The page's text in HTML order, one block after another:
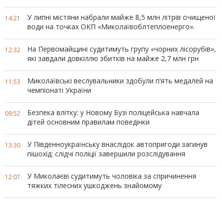
14:21
У липні містяни набрали майже 8,5 млн літрів очищеної
води на точках ОКП «Миколаївоблтеплоенерго».
12:32
На Первомайщині судитимуть групу «чорних лісорубів»,
які завдали довкіллю збитків на майже 2,7 млн грн
11:53
Миколаївські веслувальники здобули п’ять медалей на
чемпіонаті України
09:52
Безпека влітку: у Новому Бузі поліцейська навчала
дітей основним правилам поведінки
13:30
У Південноукраїнську внаслідок автопригоди загинув
пішохід: слідчі поліції завершили розслідування
12:07
У Миколаєві судитимуть чоловіка за спричинення
тяжких тілесних ушкоджень знайомому